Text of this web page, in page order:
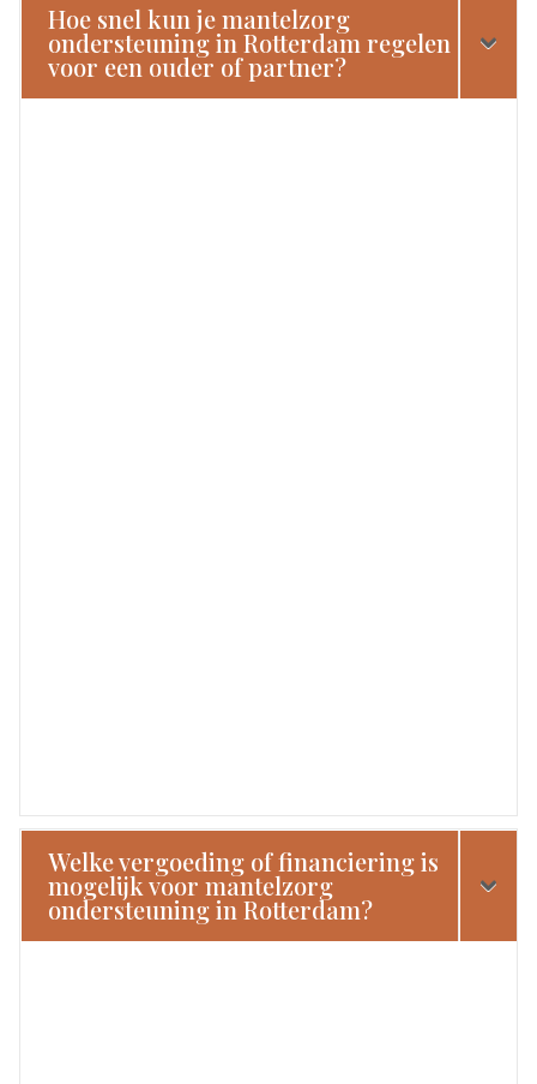
Hoe snel kun je mantelzorg
ondersteuning in Rotterdam regelen
voor een ouder of partner?
Welke vergoeding of financiering is
mogelijk voor mantelzorg
ondersteuning in Rotterdam?